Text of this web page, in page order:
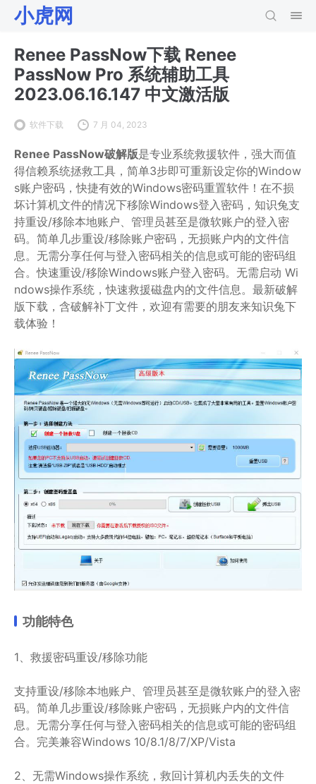
小虎网
Renee PassNow下载 Renee
PassNow Pro 系统辅助工具
2023.06.16.147 中文激活版
软件下载 7 月 04, 2023
Renee PassNow破解版是专业系统救援软件，强大而值
得信赖系统拯救工具，简单3步即可重新设定你的Window
s账户密码，快捷有效的Windows密码重置软件！在不损
坏计算机文件的情况下移除Windows登入密码，知识兔支
持重设/移除本地账户、管理员甚至是微软账户的登入密
码。简单几步重设/移除账户密码，无损账户内的文件信
息。无需分享任何与登入密码相关的信息或可能的密码组
合。快速重设/移除Windows账户登入密码。无需启动 Wi
ndows操作系统，快速救援磁盘内的文件信息。最新破解
版下载，含破解补丁文件，欢迎有需要的朋友来知识兔下
载体验！
功能特色
1、救援密码重设/移除功能
支持重设/移除本地账户、管理员甚至是微软账户的登入密
码。简单几步重设/移除账户密码，无损账户内的文件信
息。无需分享任何与登入密码相关的信息或可能的密码组
合。完美兼容Windows 10/8.1/8/7/XP/Vista
2、无需Windows操作系统，救回计算机内丢失的文件